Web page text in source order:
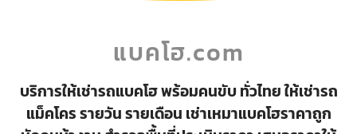
แบคโฮ.com
บริการให้เช่ารถแบคโฮ พร้อมคนขับ ทั่วไทย ให้เช่ารถ
แม็คโคร รายวัน รายเดือน เช่าเหมาแบคโฮราคาถูก